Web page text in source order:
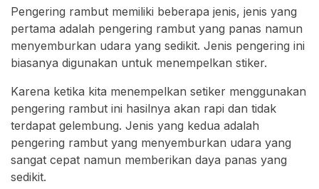
Pengering rambut memiliki beberapa jenis, jenis yang
pertama adalah pengering rambut yang panas namun
menyemburkan udara yang sedikit. Jenis pengering ini
biasanya digunakan untuk menempelkan stiker.
Karena ketika kita menempelkan setiker menggunakan
pengering rambut ini hasilnya akan rapi dan tidak
terdapat gelembung. Jenis yang kedua adalah
pengering rambut yang menyemburkan udara yang
sangat cepat namun memberikan daya panas yang
sedikit.